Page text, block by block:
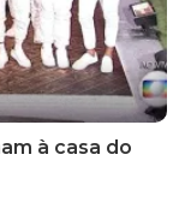
à casa do